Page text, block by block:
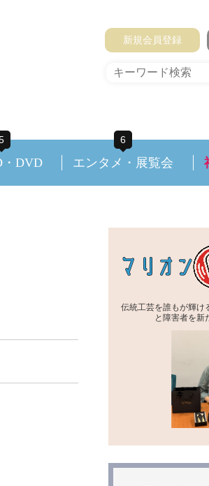
新規会員登録
・DVD
6
エンタメ・展覧会
伝統工芸を誰もが輝け
と障害者を新